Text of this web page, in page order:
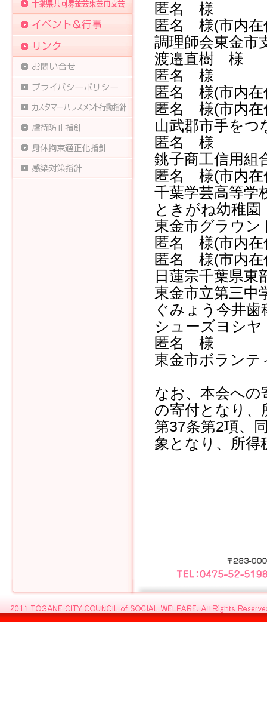
匿名 様
匿名 様(市内在
調理師会東金
渡邉直樹 様
匿名 様
匿名 様(市内在
匿名 様(市内在
山武郡市手を
匿名 様
銚子商工信用
匿名 様(市内在
千葉学芸高等
ときがね幼稚
東金市グラウ
匿名 様(市内在
匿名 様(市内在
日蓮宗千葉県
東金市立第三
ぐみょう今井
シューズヨシ
匿名 様
東金市ボラン
なお、本会への
の寄付となり、
第37条第2項、
象となり、所得